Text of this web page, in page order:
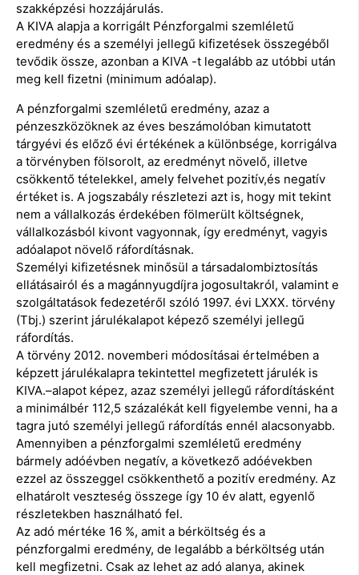
szakképzési hozzájárulás.
A KIVA alapja a korrigált Pénzforgalmi szemléletű
eredmény és a személyi jellegű kifizetések összegéből
tevődik össze, azonban a KIVA -t legalább az utóbbi után
meg kell fizetni (minimum adóalap).
A pénzforgalmi szemléletű eredmény, azaz a
pénzeszközöknek az éves beszámolóban kimutatott
tárgyévi és előző évi értékének a különbsége, korrigálva
a törvényben fölsorolt, az eredményt növelő, illetve
csökkentő tételekkel, amely felvehet pozitív,és negatív
értéket is. A jogszabály részletezi azt is, hogy mit tekint
nem a vállalkozás érdekében fölmerült költségnek,
vállalkozásból kivont vagyonnak, így eredményt, vagyis
adóalapot növelő ráfordításnak.
Személyi kifizetésnek minősül a társadalombiztosítás
ellátásairól és a magánnyugdíjra jogosultakról, valamint e
szolgáltatások fedezetéről szóló 1997. évi LXXX. törvény
(Tbj.) szerint járulékalapot képező személyi jellegű
ráfordítás.
A törvény 2012. novemberi módosításai értelmében a
képzett járulékalapra tekintettel megfizetett járulék is
KIVA.–alapot képez, azaz személyi jellegű ráfordításként
a minimálbér 112,5 százalékát kell figyelembe venni, ha a
tagra jutó személyi jellegű ráfordítás ennél alacsonyabb.
Amennyiben a pénzforgalmi szemléletű eredmény
bármely adóévben negatív, a következő adóévekben
ezzel az összeggel csökkenthető a pozitív eredmény. Az
elhatárolt veszteség összege így 10 év alatt, egyenlő
részletekben használható fel.
Az adó mértéke 16 %, amit a bérköltség és a
pénzforgalmi eredmény, de legalább a bérköltség után
kell megfizetni. Csak az lehet az adó alanya, akinek